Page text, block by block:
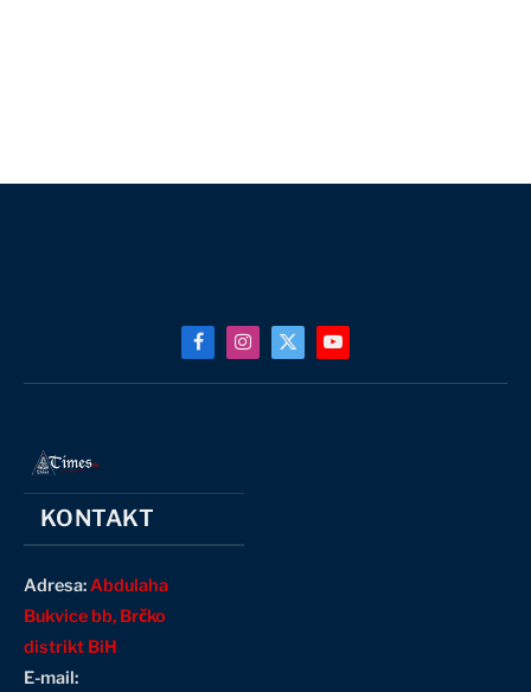
FacebookInstagram
X
YouTube
KONTAKT
Adresa: Abdulaha
Bukvice bb, Brčko
distrikt BiH
E-mail: